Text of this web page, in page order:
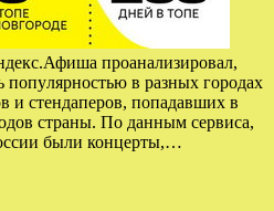
проанализировал,
популярностью в разных городах
и стендаперов, попадавших в
страны. По данным сервиса,
были концерты,…